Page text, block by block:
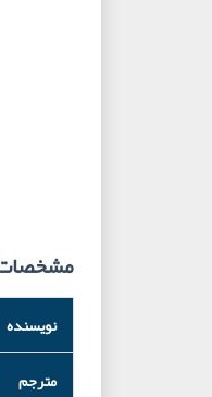
مشخصات
نویسنده
مترجم